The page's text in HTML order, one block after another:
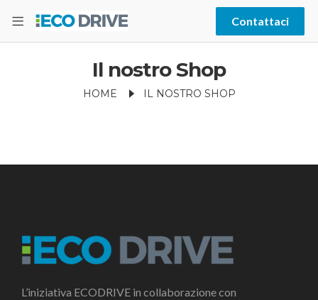
Contattaci
Il nostro Shop
HOME IL NOSTRO SHOP
L’iniziativa ECODRIVE in collaborazione con